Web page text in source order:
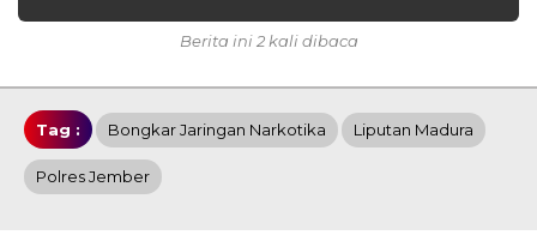
Berita ini 2 kali dibaca
Tag : Bongkar Jaringan Narkotika Liputan Madura
Polres Jember